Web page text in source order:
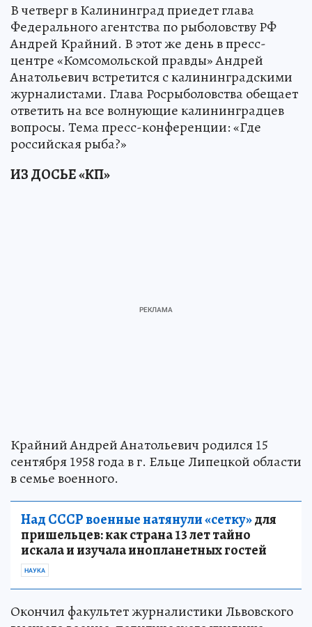
В четверг в Калининград приедет глава
Федерального агентства по рыболовству РФ
Андрей Крайний. В этот же день в пресс-
центре «Комсомольской правды» Андрей
Анатольевич встретится с калининградскими
журналистами. Глава Росрыболовства обещает
ответить на все волнующие калининградцев
вопросы. Тема пресс-конференции: «Где
российская рыба?»
ИЗ ДОСЬЕ «КП»
Крайний Андрей Анатольевич родился 15
сентября 1958 года в г. Ельце Липецкой области
в семье военного.
Над СССР военные натянули «сетку»для
пришельцев: как страна 13 лет тайно
искала и изучала инопланетных гостей
НАУКА
Окончил факультет журналистики Львовского